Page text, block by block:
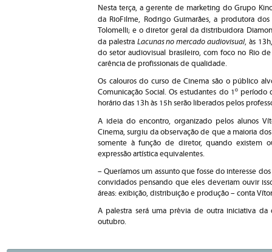
Nesta terça, a gerente de marketing do Grupo
da RioFilme, Rodrigo Guimarães, a produtora
Tolomelli; e o diretor geral da distribuidora
da palestra Lacunas no mercado audiovisual, às
do setor audiovisual brasileiro, com foco no Rio
carência de profissionais de qualidade.
Os calouros do curso de Cinema são o público
Comunicação Social. Os estudantes do 1º
horário das 13h às 15h serão liberados pelos
A ideia do encontro, organizado pelos alunos
Cinema, surgiu da observação de que a maioria
somente à função de diretor, quando existem
expressão artística equivalentes.
– Queríamos um assunto que fosse do interesse
convidados pensando que eles deveriam ouvir
áreas: exibição, distribuição e produção – conta
A palestra será uma prévia de outra iniciativa
outubro.